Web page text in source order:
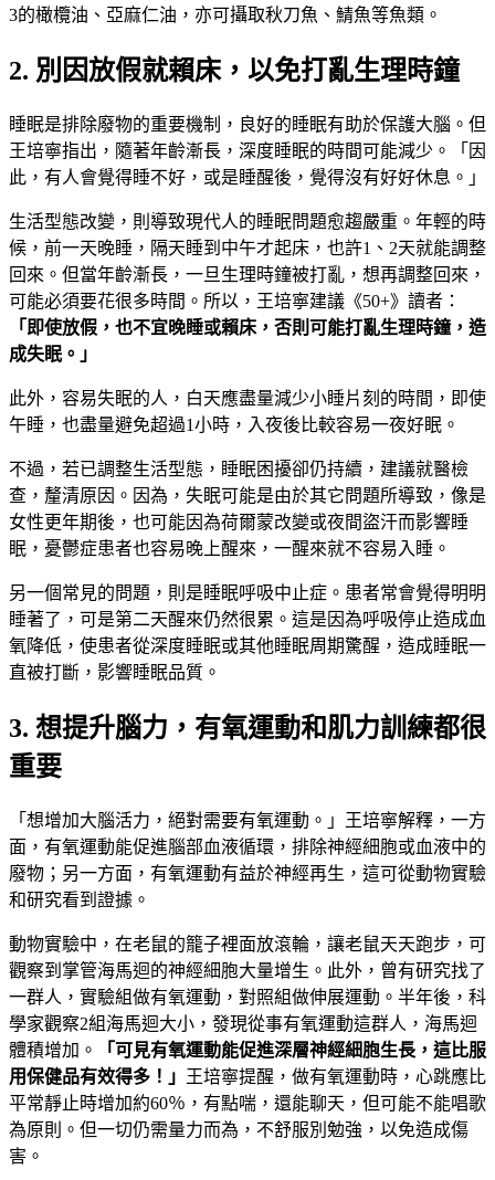
3的橄欖油、亞麻仁油，亦可攝取秋刀魚、鯖魚等魚類。
2. 別因放假就賴床，以免打亂生理時鐘
睡眠是排除廢物的重要機制，良好的睡眠有助於保護大腦。但
王培寧指出，隨著年齡漸長，深度睡眠的時間可能減少。「因
此，有人會覺得睡不好，或是睡醒後，覺得沒有好好休息。」
生活型態改變，則導致現代人的睡眠問題愈趨嚴重。年輕的時
候，前一天晚睡，隔天睡到中午才起床，也許1、2天就能調整
回來。但當年齡漸長，一旦生理時鐘被打亂，想再調整回來，
可能必須要花很多時間。所以，王培寧建議《50+》讀者：
「即使放假，也不宜晚睡或賴床，否則可能打亂生理時鐘，造
成失眠。」
此外，容易失眠的人，白天應盡量減少小睡片刻的時間，即使
午睡，也盡量避免超過1小時，入夜後比較容易一夜好眠。
不過，若已調整生活型態，睡眠困擾卻仍持續，建議就醫檢
查，釐清原因。因為，失眠可能是由於其它問題所導致，像是
女性更年期後，也可能因為荷爾蒙改變或夜間盜汗而影響睡
眠，憂鬱症患者也容易晚上醒來，一醒來就不容易入睡。
另一個常見的問題，則是睡眠呼吸中止症。患者常會覺得明明
睡著了，可是第二天醒來仍然很累。這是因為呼吸停止造成血
氧降低，使患者從深度睡眠或其他睡眠周期驚醒，造成睡眠一
直被打斷，影響睡眠品質。
3. 想提升腦力，有氧運動和肌力訓練都很
重要
「想增加大腦活力，絕對需要有氧運動。」王培寧解釋，一方
面，有氧運動能促進腦部血液循環，排除神經細胞或血液中的
廢物；另一方面，有氧運動有益於神經再生，這可從動物實驗
和研究看到證據。
動物實驗中，在老鼠的籠子裡面放滾輪，讓老鼠天天跑步，可
觀察到掌管海馬迴的神經細胞大量增生。此外，曾有研究找了
一群人，實驗組做有氧運動，對照組做伸展運動。半年後，科
學家觀察2組海馬迴大小，發現從事有氧運動這群人，海馬迴
體積增加。
「可見有氧運動能促進深層神經細胞生長，這比服
用保健品有效得多！」
王培寧提醒，做有氧運動時，心跳應比
平常靜止時增加約60％，有點喘，還能聊天，但可能不能唱歌
為原則。但一切仍需量力而為，不舒服別勉強，以免造成傷
害。